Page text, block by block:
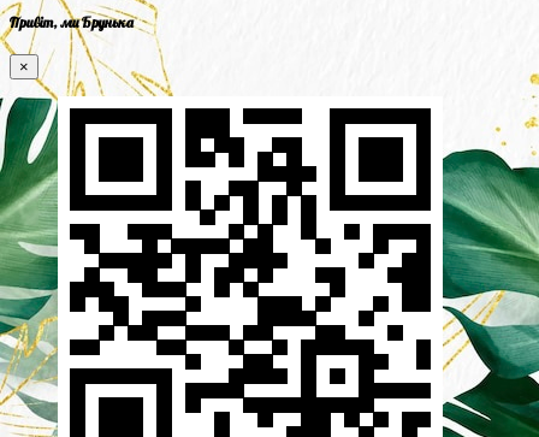
Привіт, ми Брунька
×